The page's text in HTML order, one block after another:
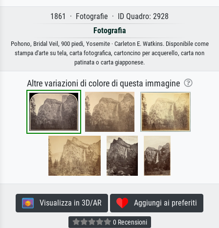
1861 · Fotografie · ID Quadro: 2928
Fotografia
Pohono, Bridal Veil, 900 piedi, Yosemite · Carleton E. Watkins. Disponibile come
stampa d'arte su tela, carta fotografica, cartoncino per acquerello, carta non
patinata o carta giapponese.
Altre variazioni di colore di questa immagine
Visualizza in 3D/AR Aggiungi ai preferiti
0 Recensioni